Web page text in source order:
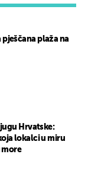
plaža na
Hrvatske:
lokalci u miru
more